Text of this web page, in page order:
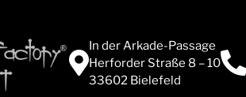
In der Arkade-Passage
Herforder Straße 8 – 10
33602 Bielefeld